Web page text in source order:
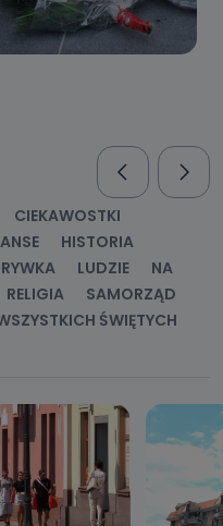
CIEKAWOSTKI
HISTORIA
LUDZIE
NA
RELIGIA
SAMORZĄD
ŚWIĘTYCH